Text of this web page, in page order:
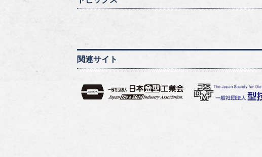
関連サイト